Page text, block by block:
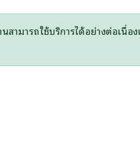
สามารถใช้บริการได้อย่างต่อเนื่